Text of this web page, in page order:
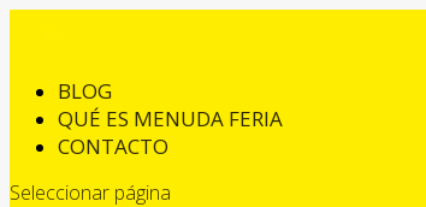
BLOG
QUÉ ES MENUDA FERIA
CONTACTO
Seleccionar página